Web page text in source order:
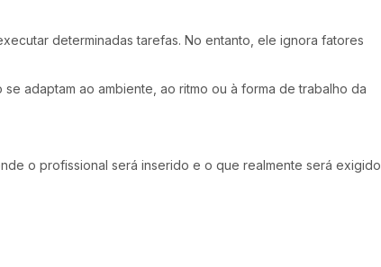
determinadas tarefas. No entanto, ele ignora fatores
adaptam ao ambiente, ao ritmo ou à forma de trabalho da
o profissional será inserido e o que realmente será exigido